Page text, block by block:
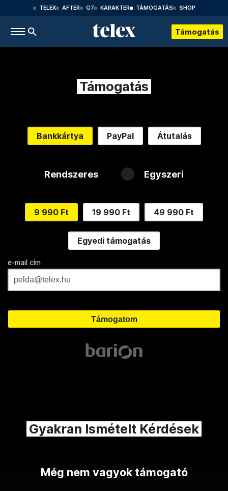
TELEX AFTER G7 KARAKTER TÁMOGATÁS SHOP
Támogatás
Támogatás
Bankkártya PayPal Átutalás
Rendszeres Egyszeri
9 990 Ft 19 990 Ft 49 990 Ft
Egyedi támogatás
e-mail cím
Gyakran Ismételt Kérdések
Még nem vagyok támogató